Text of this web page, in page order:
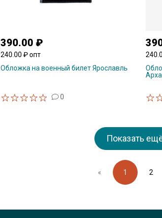
390.00 ₽
240.00 ₽ опт
Обложка на военный билет Ярославль
0
Показать
« 1 2